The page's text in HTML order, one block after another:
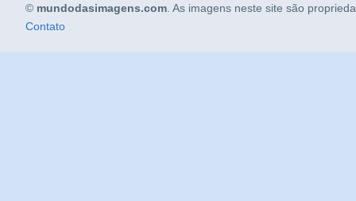
© mundodasimagens.com . As imagens neste site são
Contato